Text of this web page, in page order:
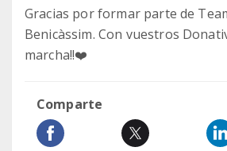
Gracias por formar parte de
Benicàssim. Con vuestros
marcha!!❤️
Comparte